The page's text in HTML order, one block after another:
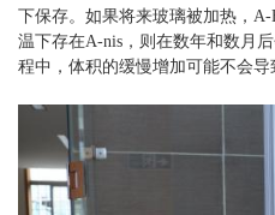
下保存。如果将来玻璃被加热，
温下存在A-nis，则在数年和数月
程中，体积的缓慢增加可能不会导